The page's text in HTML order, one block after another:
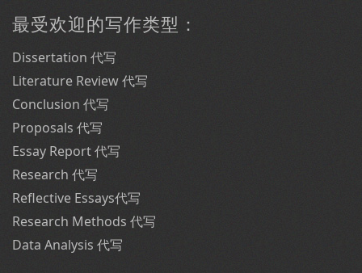
最受欢迎的写作类型：
Dissertation 代写
Literature Review 代写
Conclusion 代写
Proposals 代写
Essay Report 代写
Research 代写
Reflective Essays代写
Research Methods 代写
Data Analysis 代写